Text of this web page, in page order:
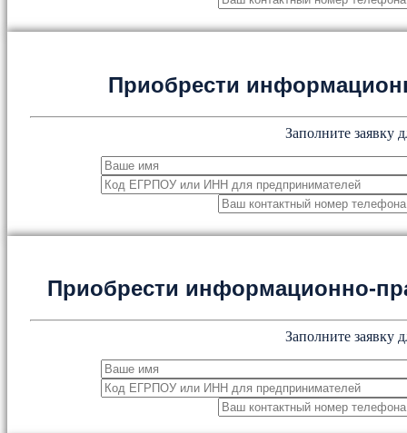
Приобрести
Заполните заявку
Приобрести информационно-
Заполните заявку